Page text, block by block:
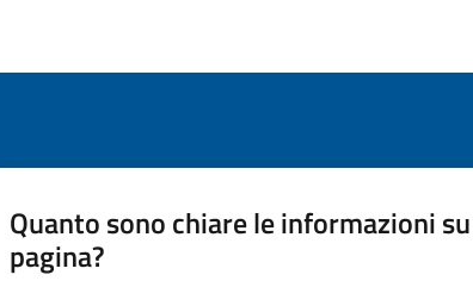
Quanto sono chiare le informazioni
pagina?